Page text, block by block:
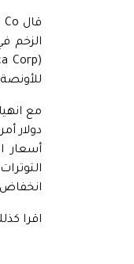
أسعار
اقرا